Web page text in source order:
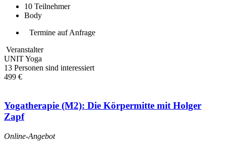
10 Teilnehmer
Body
Termine auf Anfrage
Veranstalter
UNIT Yoga
13 Personen sind interessiert
499 €
Yogatherapie (M2): Die Körpermitte mit Holger
Zapf
Online-Angebot